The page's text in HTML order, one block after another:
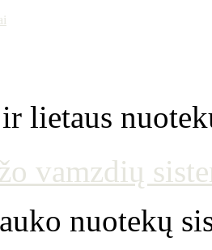
lietaus
vamzdių
nuotekų